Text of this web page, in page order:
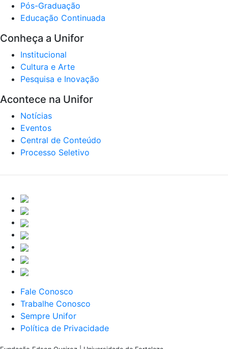
Pós-Graduação
Educação Continuada
Conheça a Unifor
Institucional
Cultura e Arte
Pesquisa e Inovação
Acontece na Unifor
Notícias
Eventos
Central de Conteúdo
Processo Seletivo
Fale Conosco
Trabalhe Conosco
Sempre Unifor
Política de Privacidade